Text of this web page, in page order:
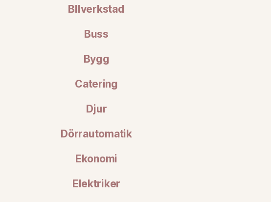
BIlverkstad
Buss
Bygg
Catering
Djur
Dörrautomatik
Ekonomi
Elektriker